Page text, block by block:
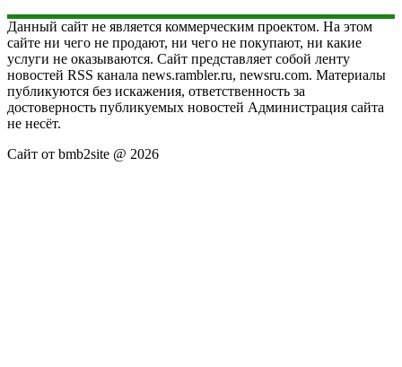
Данный сайт не является коммерческим проектом. На этом
сайте ни чего не продают, ни чего не покупают, ни какие
услуги не оказываются. Сайт представляет собой ленту
новостей RSS канала news.rambler.ru, newsru.com. Материалы
публикуются без искажения, ответственность за
достоверность публикуемых новостей Администрация сайта
не несёт.
Сайт от bmb2site @ 2026